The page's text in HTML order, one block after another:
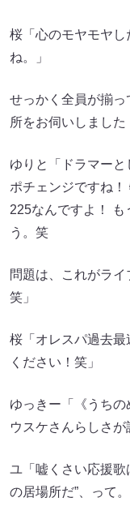
桜「心のモヤモヤし
ね。」
せっかく全員が揃っ
所をお伺いしました
ゆりと「ドラマー
ポチェンジですね
225なんですよ！
う。笑
問題は、これがラ
笑」
桜「オレスパ過去
ください！笑」
ゆっきー「《うち
ウスケさんらしさが
ユ「嘘くさい応援歌
の居場所だ”、って